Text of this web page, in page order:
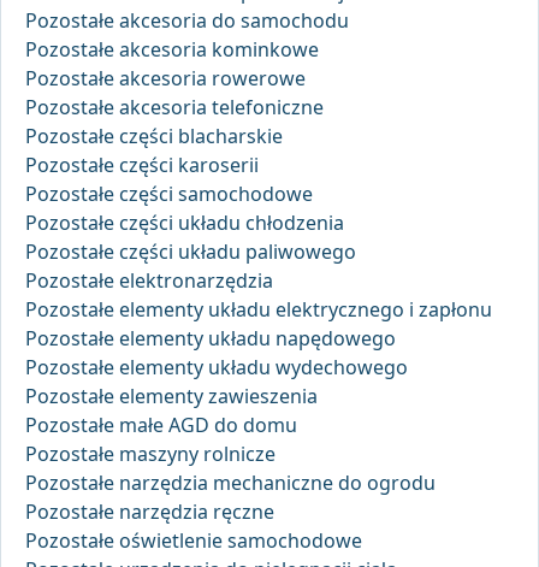
Pozostałe akcesoria do samochodu
Pozostałe akcesoria kominkowe
Pozostałe akcesoria rowerowe
Pozostałe akcesoria telefoniczne
Pozostałe części blacharskie
Pozostałe części karoserii
Pozostałe części samochodowe
Pozostałe części układu chłodzenia
Pozostałe części układu paliwowego
Pozostałe elektronarzędzia
Pozostałe elementy układu elektrycznego i zapłonu
Pozostałe elementy układu napędowego
Pozostałe elementy układu wydechowego
Pozostałe elementy zawieszenia
Pozostałe małe AGD do domu
Pozostałe maszyny rolnicze
Pozostałe narzędzia mechaniczne do ogrodu
Pozostałe narzędzia ręczne
Pozostałe oświetlenie samochodowe